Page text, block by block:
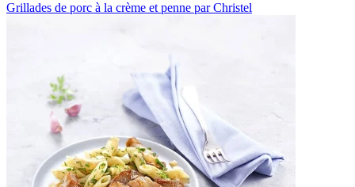
Grillades de porc à la crème et penne par Christel